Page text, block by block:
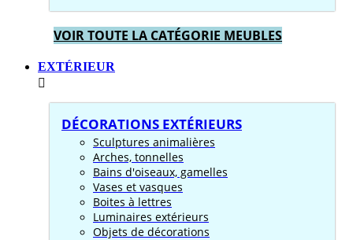
VOIR TOUTE LA CATÉGORIE MEUBLES
EXTÉRIEUR
DÉCORATIONS EXTÉRIEURS
Sculptures animalières
Arches, tonnelles
Bains d'oiseaux, gamelles
Vases et vasques
Boites à lettres
Luminaires extérieurs
Objets de décorations